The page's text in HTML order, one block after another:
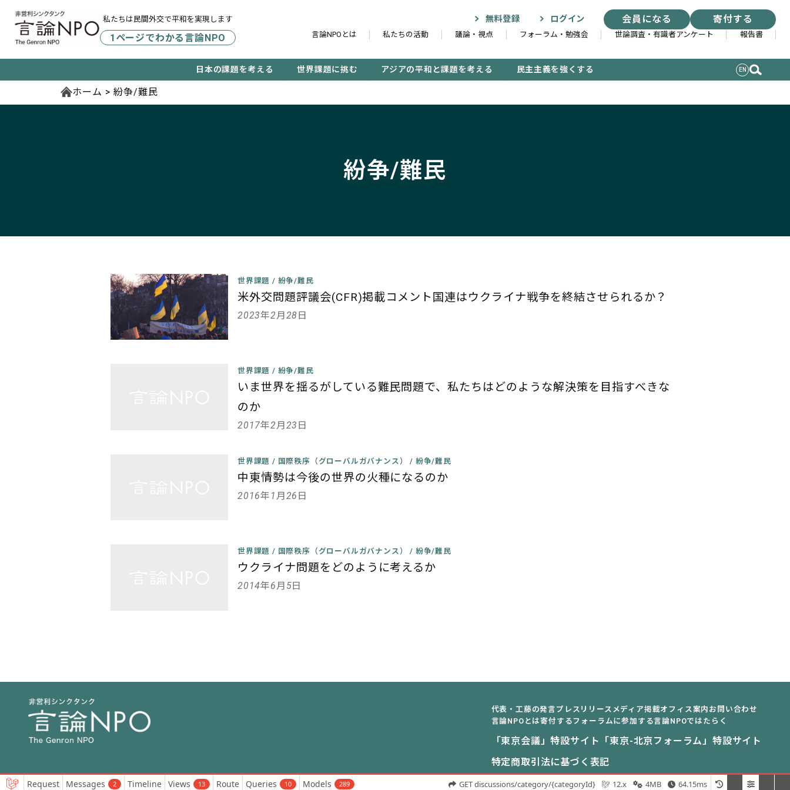
私たちは民間外交で平和を実現します
1ページでわかる言論NPO
無料登録 ログイン 会員になる 寄付する
言論NPOとは 私たちの活動 議論・視点 フォーラム・勉強会 世論調査・有識者アンケート 報告書
日本の課題を考える 世界課題に挑む アジアの平和と課題を考える 民主主義を強くする EN
ホーム 紛争/難民
紛争/難民
世界課題 / 紛争/難民
米外交問題評議会(CFR)掲載コメント 国連はウクライナ戦争を終結させられるか？
2023年2月28日
世界課題 / 紛争/難民
いま世界を揺るがしている難民問題で、私たちはどのような解決策を目指すべきな
のか
2017年2月23日
世界課題 / 国際秩序（グローバルガバナンス）/ 紛争/難民
中東情勢は今後の世界の火種になるのか
2016年1月26日
世界課題 / 国際秩序（グローバルガバナンス）/ 紛争/難民
ウクライナ問題をどのように考えるか
2014年6月5日
The Genron NPO © 2001-2025. All Rights Reserved.
代表・工藤の発言 プレスリリース メディア掲載オフィス案内 お問い合わせ
言論NPOとは寄付するフォーラムに参加する言論NPOではたらく
「東京会議」特設サイト
「東京-北京フォーラム」特設サイト
特定商取引法に基づく表記
Request
Messages 2 Timeline Views 13 Route Queries 10 Models 289 64.15ms
4MB
12.x
GET discussions/category/{categoryId}